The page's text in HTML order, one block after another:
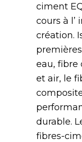
ciment
cours à l’
création.
eau, fibre
et air, le
durable.
fibres-